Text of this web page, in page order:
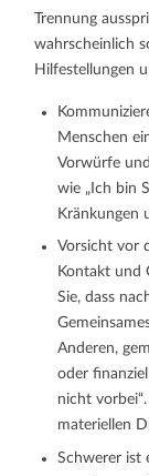
Trennung
wahrscheinlich
Hilfestellungen
Menschen
Vorwürfe
wie „Ich bin
Kränkungen
Vorsicht vor
Kontakt und
Sie, dass
Anderen,
oder
nicht
materiellen
Schwerer ist